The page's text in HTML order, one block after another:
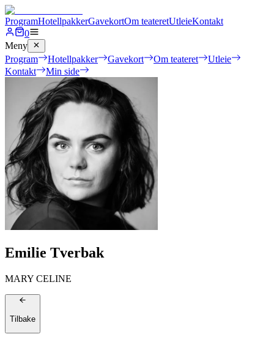
ProgramHotellpakkerGavekortOm teateretUtleieKontakt
0
Meny
Program
Hotellpakker Gavekort Om teateret
Utleie
Kontakt
Min side
Emilie Tverbak
MARY CELINE
Tilbake